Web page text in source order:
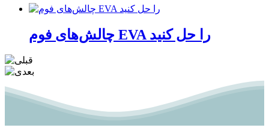
چالش‌های فوم EVA را حل کنید